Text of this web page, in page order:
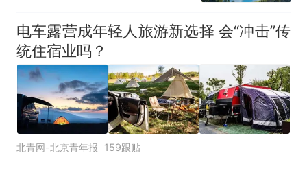
电车露营成年轻人旅游新选择 会“冲击”传
统住宿业吗？
北青网-北京青年报 159跟贴